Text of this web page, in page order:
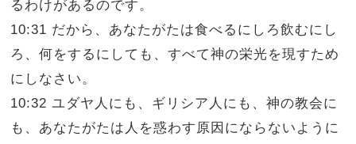
るわけがあるのです。
10:31 だから、あなたがたは食べるにしろ飲むにし
ろ、何をするにしても、すべて神の栄光を現すため
にしなさい。
10:32 ユダヤ人にも、ギリシア人にも、神の教会に
も、あなたがたは人を惑わす原因にならないように